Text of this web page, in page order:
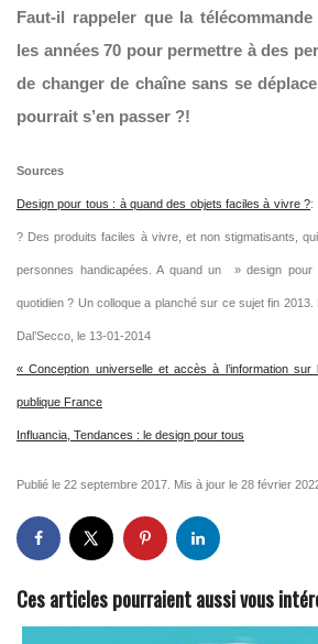
Faut-il rappeler que la
les années 70 pour permettre à des
de changer de chaîne sans se
pourrait s’en passer ?!
Sources
Design pour tous : à quand des objets faciles à vivre ?:
? Des produits faciles à vivre, et non stigmatisants,
personnes handicapées. A quand un » design
quotidien ? Un colloque a planché sur ce sujet fin 2013.
Dal’Secco, le 13-01-2014
« Conception universelle et accès à l’information
publique France
Influancia, Tendances : le design pour tous
Publié le 22 septembre 2017. Mis à jour le 28 février
Ces articles pourraient aussi vous